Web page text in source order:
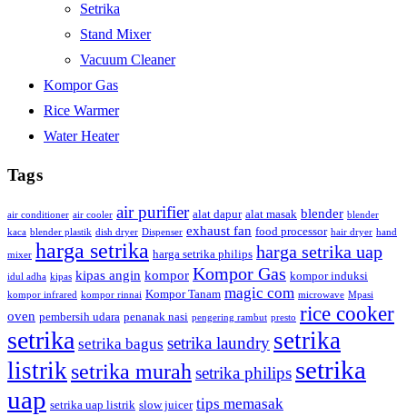
Setrika
Stand Mixer
Vacuum Cleaner
Kompor Gas
Rice Warmer
Water Heater
Tags
air conditioner air cooler air purifier alat dapur alat masak blender blender
kaca blender plastik dish dryer Dispenser exhaust fan food processor hair dryer hand
mixer harga setrika harga setrika philips harga setrika uap
idul adha kipas kipas angin kompor Kompor Gas kompor induksi
kompor infrared kompor rinnai Kompor Tanam magic com microwave Mpasi
oven pembersih udara penanak nasi pengering rambut presto rice cooker
setrika setrika bagus setrika laundry setrika
listriksetrika murah setrika philips setrika
uap setrika uap listrik slow juicer tips memasak